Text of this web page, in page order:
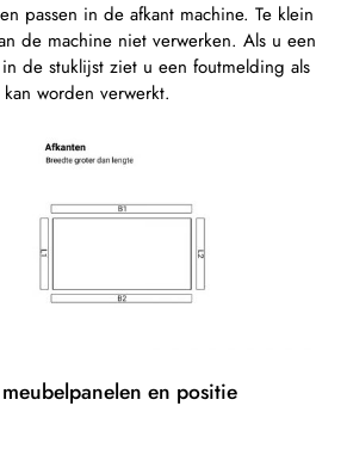
passen in de afkant machine. Te klein
de machine niet verwerken. Als u een
de stuklijst ziet u een foutmelding als
worden verwerkt.
en positie